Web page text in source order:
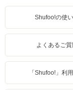
Shufoo!の使
よくあるご質
「Shufoo!」利